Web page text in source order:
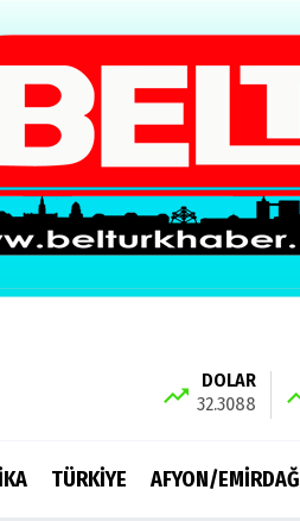
DOLAR
32.3088
TÜRKİYE AFYON/EMİRDAĞ